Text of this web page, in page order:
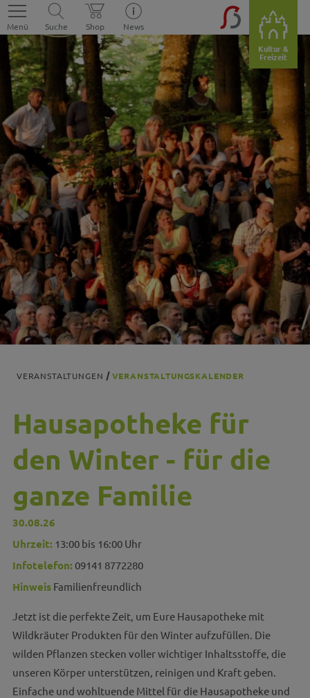
Menü Suche Shop
News
Kultur &
Freizeit
VERANSTALTUNGEN VERANSTALTUNGSKALENDER
Hausapotheke für
den Winter - für die
ganze Familie
30.08.26
Uhrzeit: 13:00 bis 16:00 Uhr
Infotelefon: 09141 8772280
HinweisFamilienfreundlich
Jetzt ist die perfekte Zeit, um Eure Hausapotheke mit
Wildkräuter Produkten für den Winter aufzufüllen. Die
wilden Pflanzen stecken voller wichtiger Inhaltsstoffe, die
unseren Körper unterstützen, reinigen und Kraft geben.
Einfache und wohltuende Mittel für die Hausapotheke und